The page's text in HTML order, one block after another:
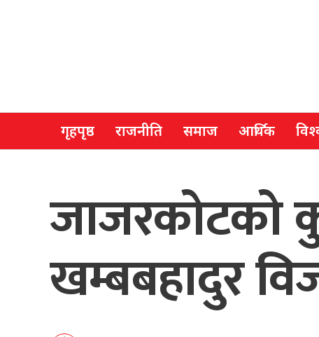
गृहपृष्ठ राजनीति समाज आर्थिक
जाजरकोटको
खम्बबहादुर